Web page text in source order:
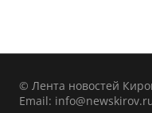
© Лента новостей
Email: